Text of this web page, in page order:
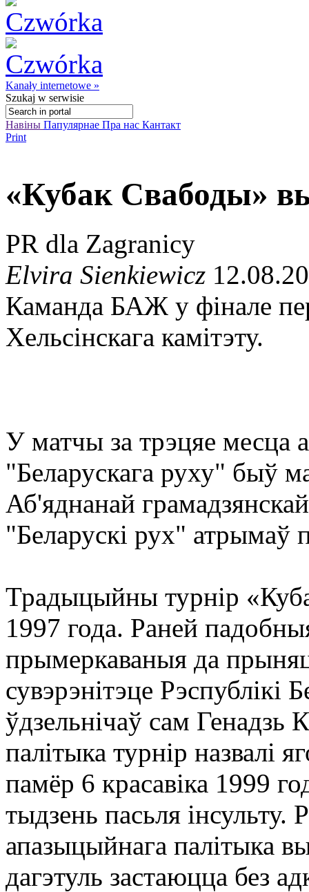
Kanały internetowe »
Szukaj w serwisie
Навіны Папулярнае Пра нас Кантакт
Print
«Кубак Свабоды»
PR dla Zagranicy
Elvira Sienkiewicz
Каманда БАЖ у фінале
Хельсінскага камітэту.
У матчы за трэцяе месца
"Беларускага руху" быў
Аб'яднанай
"Беларускі рух"
Традыцыйны турнір
1997 года. Раней
прымеркаваныя да
сувэрэнітэце Рэспублікі
ўдзельнічаў сам Генадзь
палітыка турнір назвалі
памёр 6 красавіка 1999
тыдзень пасьля інсульту.
апазыцыйнага палітыка
дагэтуль застаюцца без